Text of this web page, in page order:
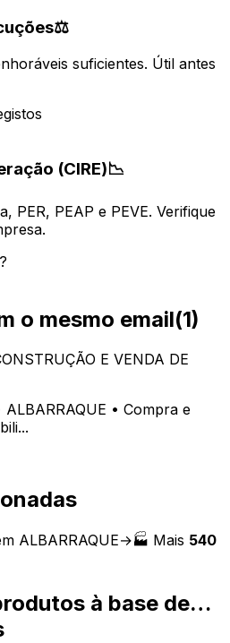
⚖️
suficientes. Útil antes
(CIRE)📉
PER, PEAP e PEVE. Verifique
o mesmo email(1)
E VENDA DE
ALBARRAQUE • Compra e
ALBARRAQUE→🏭 Mais 540
à base de…